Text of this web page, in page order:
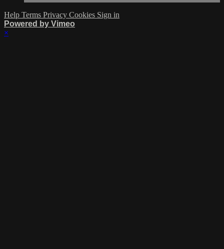
Help Terms Privacy Cookies Sign in
Powered by Vimeo
×